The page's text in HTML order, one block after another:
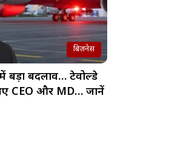
बिज़नेस
में बड़ा बदलाव… टेवोल्डे
CEO और MD… जानें